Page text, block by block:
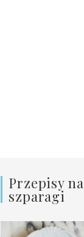
Przepisy na
szparagi